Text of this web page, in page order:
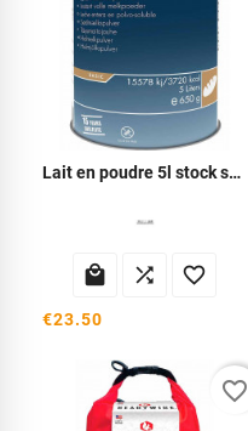
Lait en poudre 5l stock survie
  
€23.50
favorite_border